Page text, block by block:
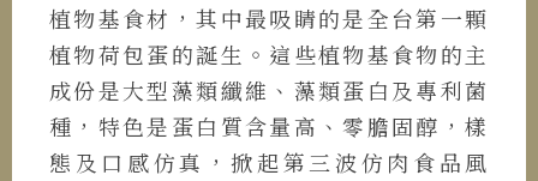
植物基食材，其中最吸睛的是全台第一顆
植物荷包蛋的誕生。這些植物基食物的主
成份是大型藻類纖維、藻類蛋白及專利菌
種，特色是蛋白質含量高、零膽固醇，樣
態及口感仿真，掀起第三波仿肉食品風